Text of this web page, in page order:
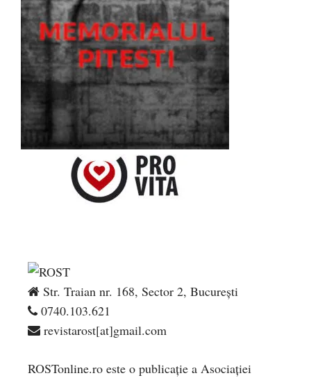
Str. Traian nr. 168, Sector 2, București
0740.103.621
revistarost[at]gmail.com
ROSTonline.ro este o publicaţie a Asociaţiei